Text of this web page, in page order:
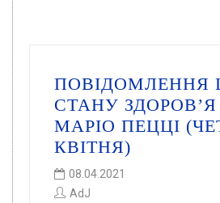
ПОВІДОМЛЕННЯ
СТАНУ ЗДОРОВ’Я
МАРІО ПЕЦЦІ
КВІТНЯ)
08.04.2021
AdJ